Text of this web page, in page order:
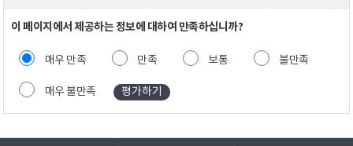
이 페이지에서 제공하는 정보에 대하여 만족하십니까?
매우 만족 만족 보통 불만족
매우 불만족